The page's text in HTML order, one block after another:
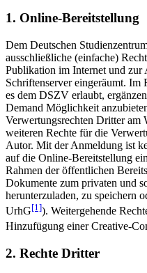
1. Online-Bereitstellung
Dem Deutschen
ausschließliche (einfache)
Publikation im Internet und
Schriftenserver eingeräumt. Im
es dem DSZV erlaubt,
Demand Möglichkeit
Verwertungsrechten Dritter
weiteren Rechte für die
Autor. Mit der Anmeldung ist
auf die Online-Bereitstellung
Rahmen der öffentlichen
Dokumente zum privaten und
herunterzuladen, zu speichern
UrhG[1]). Weitergehende
Hinzufügung einer Creative-
2. Rechte Dritter